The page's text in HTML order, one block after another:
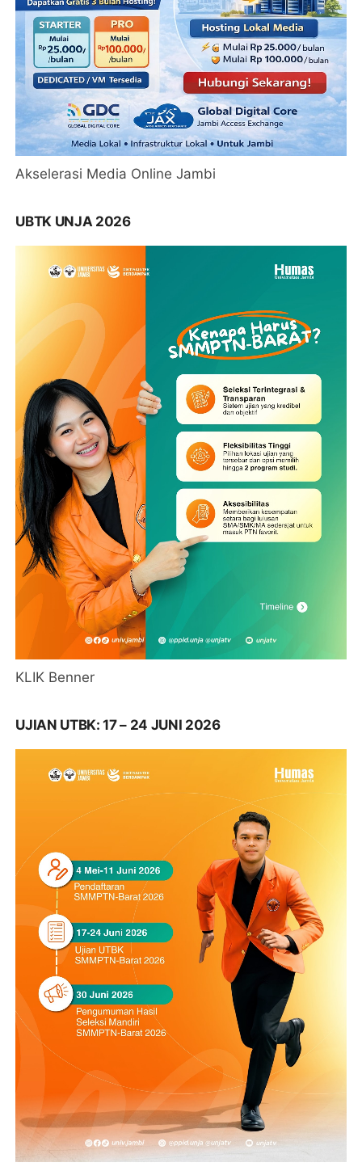
Akselerasi Media Online Jambi
UBTK UNJA 2026
KLIK Benner
UJIAN UTBK: 17 – 24 JUNI 2026